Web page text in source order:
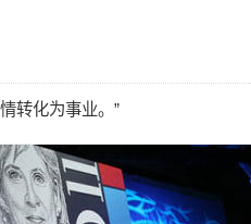
转化为事业。”